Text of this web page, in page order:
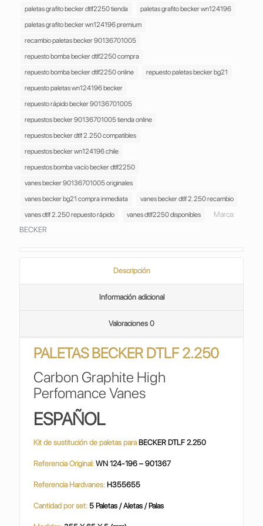
paletas grafito becker dtlf2250 tienda
paletas grafito becker wn124196
paletas grafito becker wn124196 premium
recambio paletas becker 90136701005
repuesto bomba becker dtlf2250 compra
repuesto bomba becker dtlf2250 online
repuesto paletas becker bg21
repuesto paletas wn124196 becker
repuesto rápido becker 90136701005
repuestos becker 90136701005 tienda online
repuestos becker dtlf 2.250 compatibles
repuestos becker wn124196 chile
repuestos bomba vacío becker dtlf2250
vanes becker 90136701005 originales
vanes becker bg21 compra inmediata
vanes becker dtlf 2.250 recambio
vanes dtlf 2.250 repuesto rápido
vanes dtlf2250 disponibles
Marca:
BECKER
Descripción
Información adicional
Valoraciones 0
PALETASBECKER DTLF 2.250
Carbon Graphite High
Perfomance Vanes
ESPAÑOL
Kit de sustitución de paletas para BECKER DTLF 2.250
Referencia Original:WN 124-196 – 901367
Referencia Hardvanes: H355655
Cantidad por set: 5 Paletas / Aletas / Palas